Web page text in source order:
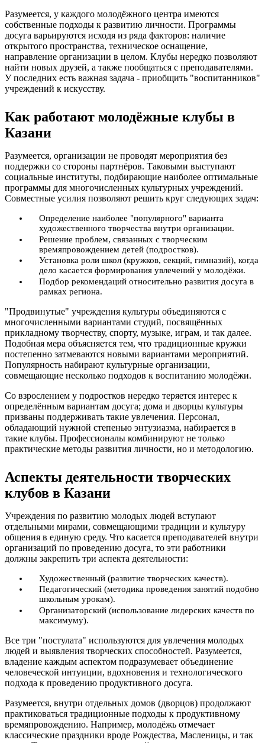
Разумеется, у каждого молодёжного центра имеются
собственные подходы к развитию личности. Программы
досуга варьируются исходя из ряда факторов: наличие
открытого пространства, техническое оснащение,
направление организации в целом. Клубы нередко позволяют
найти новых друзей, а также пообщаться с преподавателями.
У последних есть важная задача - приобщить "воспитанников"
учреждений к искусству.
Как работают молодёжные клубы в
Казани
Разумеется, организации не проводят мероприятия без
поддержки со стороны партнёров. Таковыми выступают
социальные институты, подбирающие наиболее оптимальные
программы для многочисленных культурных учреждений.
Совместные усилия позволяют решить круг следующих задач:
Определение наиболее "популярного" варианта
художественного творчества внутри организации.
Решение проблем, связанных с творческим
времяпровождением детей (подростков).
Установка роли школ (кружков, секций, гимназий), когда
дело касается формирования увлечений у молодёжи.
Подбор рекомендаций относительно развития досуга в
рамках региона.
"Продвинутые" учреждения культуры объединяются с
многочисленными вариантами студий, посвящённых
прикладному творчеству, спорту, музыке, играм, и так далее.
Подобная мера объясняется тем, что традиционные кружки
постепенно затмеваются новыми вариантами мероприятий.
Популярность набирают культурные организации,
совмещающие несколько подходов к воспитанию молодёжи.
Со взрослением у подростков нередко теряется интерес к
определённым вариантам досуга; дома и дворцы культуры
призваны поддерживать такие увлечения. Персонал,
обладающий нужной степенью энтузиазма, набирается в
такие клубы. Профессионалы комбинируют не только
практические методы развития личности, но и методологию.
Аспекты деятельности творческих
клубов в Казани
Учреждения по развитию молодых людей вступают
отдельными мирами, совмещающими традиции и культуру
общения в единую среду. Что касается преподавателей внутри
организаций по проведению досуга, то эти работники
должны закрепить три аспекта деятельности:
Художественный (развитие творческих качеств).
Педагогический (методика проведения занятий подобно
школьным урокам).
Организаторский (использование лидерских качеств по
максимуму).
Все три "постулата" используются для увлечения молодых
людей и выявления творческих способностей. Разумеется,
владение каждым аспектом подразумевает объединение
человеческой интуиции, вдохновения и технологического
подхода к проведению продуктивного досуга.
Разумеется, внутри отдельных домов (дворцов) продолжают
практиковаться традиционные подходы к продуктивному
времяпровождению. Например, молодёжь отмечает
классические праздники вроде Рождества, Масленицы, и так